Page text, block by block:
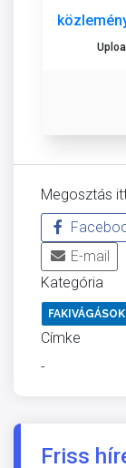
Megosztás
E-mail
Kategória
FAKIVÁGÁSOK
Címke
-
Friss